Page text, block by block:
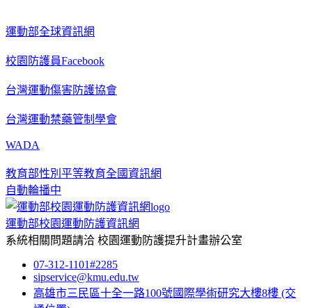
運動部全球資訊網
校園防護員Facebook
台灣運動傷害防護協會
台灣運動禁藥管制學會
WADA
教育部性別平等教育全國資訊網
自動輪播中
運動部校園運動防護資訊網
系統相關問題請洽 校園運動防護提升計畫辦公室
07-312-1101#2285
sipservice@kmu.edu.tw
高雄市三民區十全一路100號國際學術研究大樓8樓 (交